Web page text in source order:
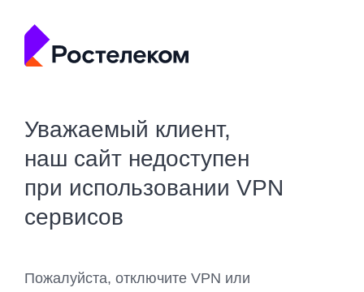
Уважаемый клиент,
наш сайт недоступен
при использовании VPN
сервисов
Пожалуйста, отключите VPN или